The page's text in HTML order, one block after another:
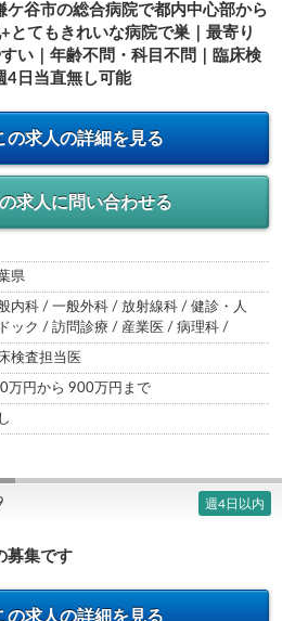
ケ谷市の総合病院で都内中心部から
とてもきれいな病院で巣｜最寄り
い｜年齢不問・科目不問｜臨床検
4日当直無し可能
の求人の詳細を見る
求人に問い合わせる
県
内科 / 一般外科 / 放射線科 / 健診・人
ック / 訪問診療 / 産業医 / 病理科 /
検査担当医
万円から 900万円まで
週4日以内
募集です
の求人の詳細を見る